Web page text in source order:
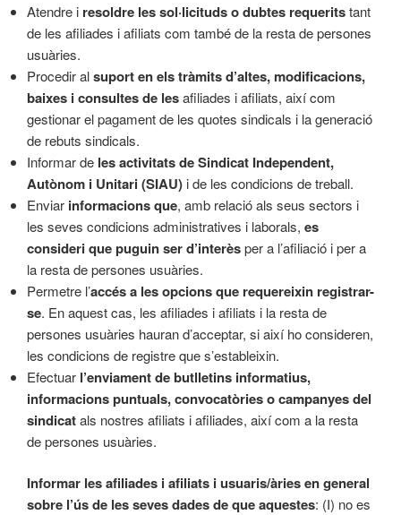
Atendre i resoldre les sol·licituds o dubtes requeritstant
de les afiliades i afiliats com també de la resta de persones
usuàries.
Procedir alsuport en els tràmits d’altes, modificacions,
baixes i consultes de lesafiliades i afiliats, així com
gestionar el pagament de les quotes sindicals i la generació
de rebuts sindicals.
Informar de les activitats de Sindicat Independent,
Autònom i Unitari (SIAU) i de les condicions de treball.
Enviar informacions que, amb relació als seus sectors i
les seves condicions administratives i laborals, es
consideri que puguin ser d’interèsper a l’afiliació i per a
la resta de persones usuàries.
Permetre l’accés a les opcions que requereixin registrar-
se. En aquest cas, les afiliades i afiliats i la resta de
persones usuàries hauran d’acceptar, si així ho consideren,
les condicions de registre que s’estableixin.
Efectuar l’enviament de butlletins informatius,
informacions puntuals, convocatòries o campanyes del
sindicatals nostres afiliats i afiliades, així com a la resta
de persones usuàries.
Informar les afiliades i afiliats i usuaris/àries en general
sobre l’ús de les seves dades de que aquestes: (I) no es